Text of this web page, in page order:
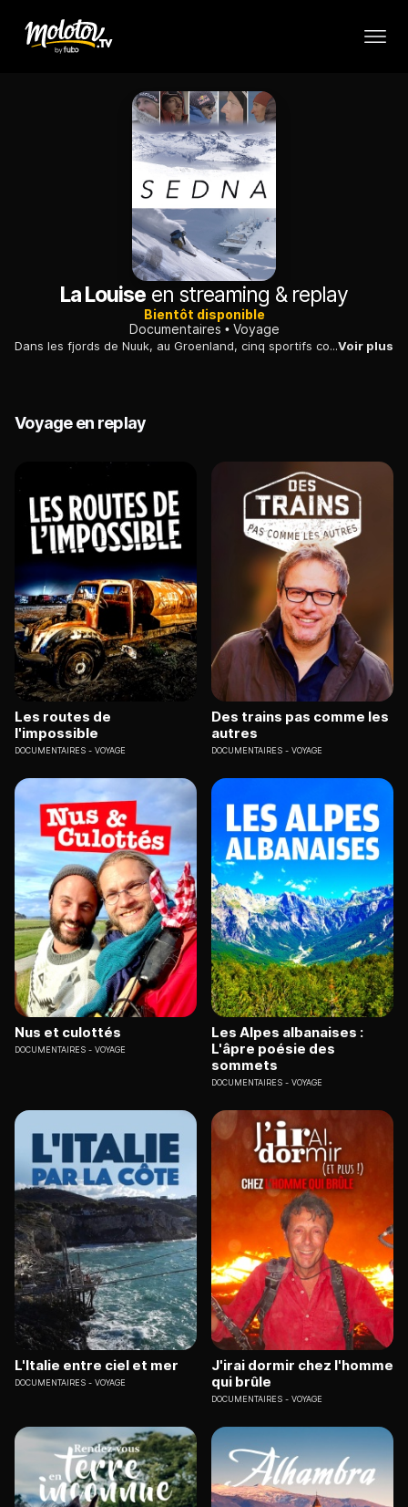
La Louise en streaming & replay
Bientôt disponible
Documentaires
Voyage
Dans les fjords de Nuuk, au Groenland, cinq sportifs confirmés naviguent le long des côtes et s'adonnent au ski de randonnée dans des lieux uniques.Voir plus
Voyage en replay
Les routes de
l'impossible
DOCUMENTAIRES VOYAGE
Des trains pas comme les
autres
DOCUMENTAIRES VOYAGE
Nus et culottés
DOCUMENTAIRES VOYAGE
Les Alpes albanaises :
L'âpre poésie des
sommets
DOCUMENTAIRES VOYAGE
L'Italie entre ciel et mer
DOCUMENTAIRES VOYAGE
J'irai dormir chez l'homme
qui brûle
DOCUMENTAIRES VOYAGE